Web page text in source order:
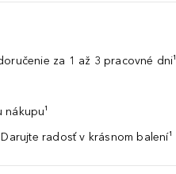
za 1 až 3 pracovné dni¹
radosť v krásnom balení¹